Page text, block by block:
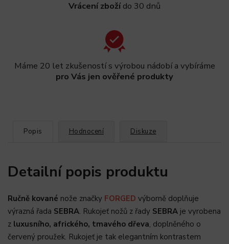
Vrácení zbožído 30 dnů
Máme 20 let zkušeností s výrobou nádobí a vybíráme
pro Vás jen ověřené produkty
Popis Hodnocení Diskuze
Detailní popis produktu
Ručně kované nože značky FORGED výborně doplňuje
výrazná řada SEBRA. Rukojeť nožů z řady SEBRA je vyrobena
z luxusního, afrického, tmavého dřeva, doplněného o
červený proužek. Rukojeť je tak elegantním kontrastem